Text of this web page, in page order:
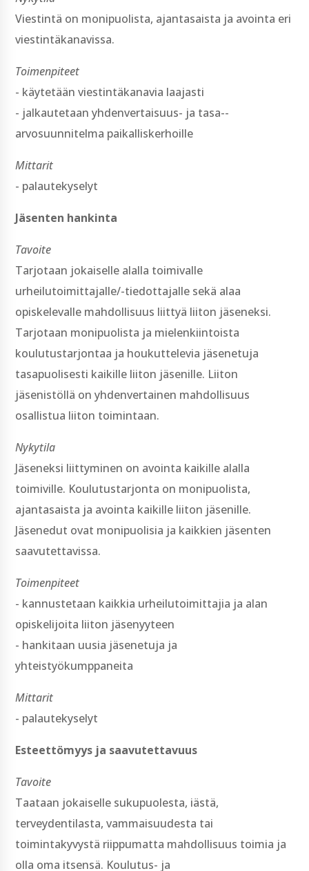
Viestintä on monipuolista, ajantasaista ja avointa eri
viestintäkanavissa.
Toimenpiteet
-­ käytetään viestintäkanavia laajasti
-­ jalkautetaan yhdenvertaisuus-­ ja tasa-­
arvosuunnitelma paikalliskerhoille
Mittarit
-­ palautekyselyt
Jäsenten hankinta
Tavoite
Tarjotaan jokaiselle alalla toimivalle
urheilutoimittajalle/-­tiedottajalle sekä alaa
opiskelevalle mahdollisuus liittyä liiton jäseneksi.
Tarjotaan monipuolista ja mielenkiintoista
koulutustarjontaa ja houkuttelevia jäsenetuja
tasapuolisesti kaikille liiton jäsenille. Liiton
jäsenistöllä on yhdenvertainen mahdollisuus
osallistua liiton toimintaan.
Nykytila
Jäseneksi liittyminen on avointa kaikille alalla
toimiville. Koulutustarjonta on monipuolista,
ajantasaista ja avointa kaikille liiton jäsenille.
Jäsenedut ovat monipuolisia ja kaikkien jäsenten
saavutettavissa.
Toimenpiteet
-­ kannustetaan kaikkia urheilutoimittajia ja alan
opiskelijoita liiton jäsenyyteen
-­ hankitaan uusia jäsenetuja ja
yhteistyökumppaneita
Mittarit
-­ palautekyselyt
Esteettömyys ja saavutettavuus
Tavoite
Taataan jokaiselle sukupuolesta, iästä,
terveydentilasta, vammaisuudesta tai
toimintakyvystä riippumatta mahdollisuus toimia ja
olla oma itsensä. Koulutus-­ ja